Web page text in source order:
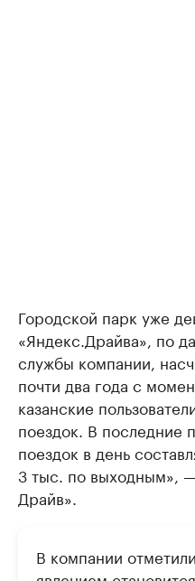
Городской парк уже
«Яндекс.Драйва», по
службы компании,
почти два года с
казанские
поездок. В последние
поездок в день
3 тыс. по выходным», —
Драйв».
В компании